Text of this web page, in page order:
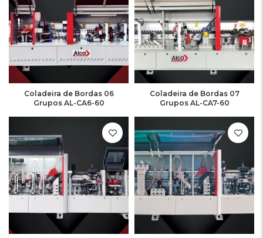
Coladeira de Bordas 06
Grupos AL-CA6-60
Coladeira de Bordas 07
Grupos AL-CA7-60